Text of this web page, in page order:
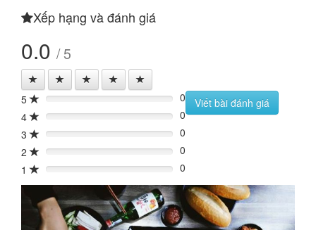
Xếp hạng và đánh giá
0.0 / 5
5 0%
0
4
0%
0
3
0%
0
2
0%
0
1
0% 0
Viết bài đánh giá